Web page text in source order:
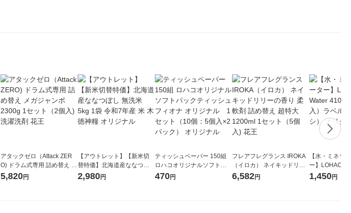
アタックゼロ（Attack ZER
O) ドラム式専用 詰め替え メ
ガジャンボ 2300g 1セット
5,820円
【アウトレット】【新米切
替特価】北海道産ななつぼ
し 無洗米 5kg 1袋 令和7年産
2,980円
ティッシュペーパー 150組
ロハコオリジナルソフトパ
ックティッシュ フィオナ オ
470円
フレアフレグランス IROKA
（イロカ） ネイキッドリリ
ーの香り 柔軟剤 詰め替え 超
6,582円
【水・ミネラ
ー】LOHACO
1箱（20本入
1,450円